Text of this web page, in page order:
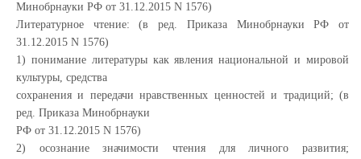
Минобрнауки РФ от 31.12.2015 N 1576)
Литературное чтение: (в ред. Приказа Минобрнауки РФ от
31.12.2015 N 1576)
1) понимание литературы как явления национальной и мировой
культуры, средства
сохранения и передачи нравственных ценностей и традиций; (в
ред. Приказа Минобрнауки
РФ от 31.12.2015 N 1576)
2) осознание значимости чтения для личного развития;